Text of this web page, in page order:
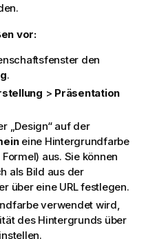
vor:
den
.
> Präsentation
„Design“ auf der
eine Hintergrundfarbe
aus. Sie können
als Bild aus der
über eine URL festlegen.
verwendet wird,
des Hintergrunds über